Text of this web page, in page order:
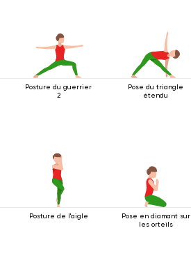
Posture du guerrier
2
Pose du triangle
étendu
Posture de l'aigle
Pose en diamant sur
les orteils